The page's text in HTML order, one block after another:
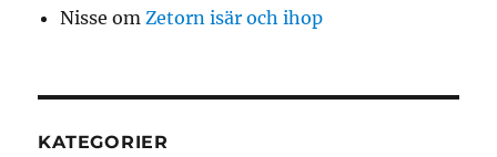
Nisse omZetorn isär och ihop
KATEGORIER